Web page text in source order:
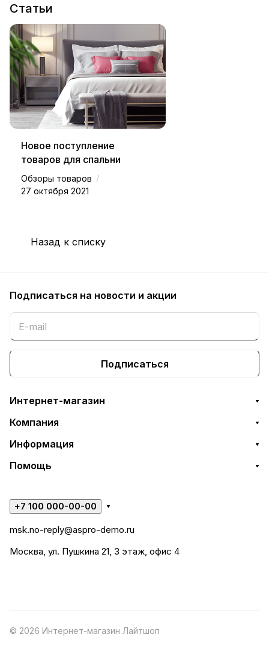
Статьи
Новое поступление
товаров для спальни
Обзоры товаров /
27 октября 2021
Назад к списку
Подписаться на новости и акции
Подписаться
Интернет-магазин
Компания
Информация
Помощь
+7 100 000-00-00
msk.no-reply@aspro-demo.ru
Москва, ул. Пушкина 21, 3 этаж, офис 4
© 2026 Интернет-магазин Лайтшоп